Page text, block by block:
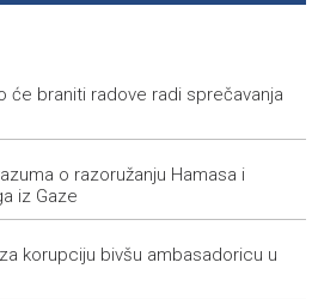
okupio mještane i posjetitelje kod
first direct EU funding for UNESCO
an open dialogue with all
ostaje u MotoGP kalendaru do
će braniti radove radi sprečavanja
o razoružanju Hamasa i
iz Gaze
korupciju bivšu ambasadoricu u